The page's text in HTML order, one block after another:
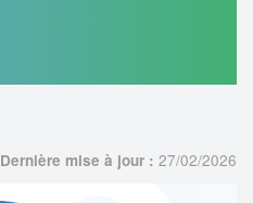
Dernière mise à jour : 27/02/2026